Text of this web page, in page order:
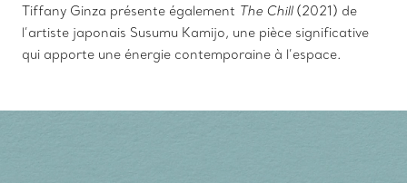
Tiffany Ginza présente également The Chill (2021) de
l’artiste japonais Susumu Kamijo, une pièce significative
qui apporte une énergie contemporaine à l’espace.